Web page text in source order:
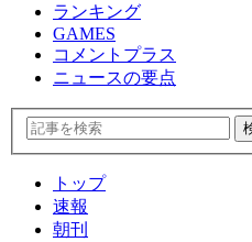
ランキング
GAMES
コメントプラス
ニュースの要点
トップ
速報
朝刊